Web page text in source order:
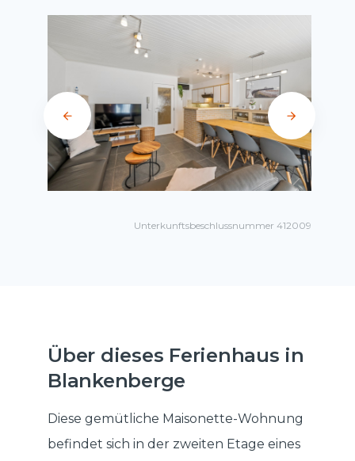
Unterkunftsbeschlussnummer 412009
Über dieses Ferienhaus in
Blankenberge
Diese gemütliche Maisonette-Wohnung
befindet sich in der zweiten Etage eines